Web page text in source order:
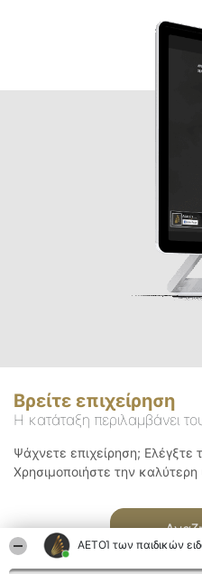
ΑΕΤΟΊ των παιδικών
Βρείτε επιχείρηση
Η κατάταξη περιλαμβάνει
Ψάχνετε επιχείρηση; Ελέγξτε
Χρησιμοποιήστε την καλύτερη